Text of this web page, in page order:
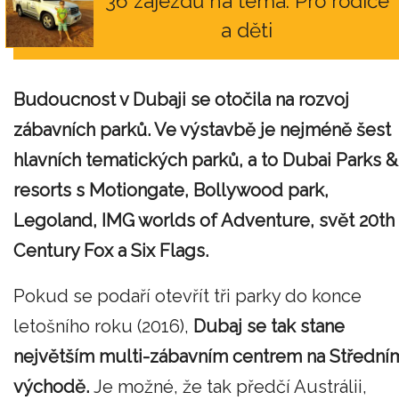
a děti
Budoucnost v Dubaji se otočila na rozvoj
zábavních parků. Ve výstavbě je nejméně šest
hlavních tematických parků, a to Dubai Parks &
resorts s Motiongate, Bollywood park,
Legoland, IMG worlds of Adventure, svět 20th
Century Fox a Six Flags.
Pokud se podaří otevřít tři parky do konce
letošního roku (2016), Dubaj se tak stane
největším multi-zábavním centrem na
východě. Je možné, že tak předčí Austrálii,